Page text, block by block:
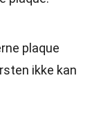
plaque
ikke kan